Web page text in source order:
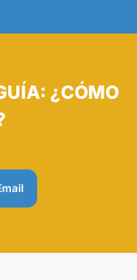
¿CÓMO